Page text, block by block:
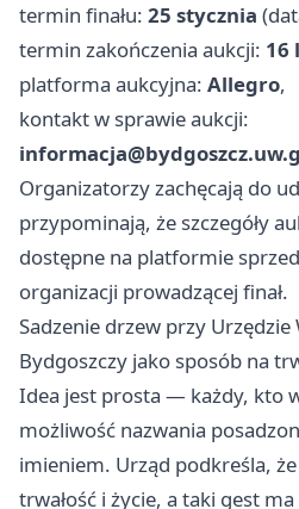
termin finału: 25 stycznia
termin zakończenia aukcji: 16
platforma aukcyjna: Allegro,
kontakt w sprawie aukcji:
Organizatorzy zachęcają do
przypominają, że szczegóły
dostępne na platformie
organizacji prowadzącej finał.
Sadzenie drzew przy
Bydgoszczy jako sposób na
Idea jest prosta — każdy, kto
możliwość nazwania
imieniem. Urząd podkreśla,
trwałość i życie, a taki gest ma